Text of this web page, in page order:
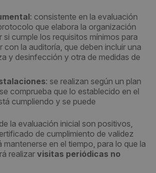
: consistente en la evaluación
que elabora la organización
si cumple los requisitos mínimos para
con la auditoría, que deben incluir una
y desinfección y otra de medidas de
: se realizan según un plan
comprueba que lo establecido en el
cumpliendo y se puede
la evaluación inicial son positivos,
de cumplimiento de validez
mantenerse en el tiempo, para lo que la
realizar visitas periódicas no